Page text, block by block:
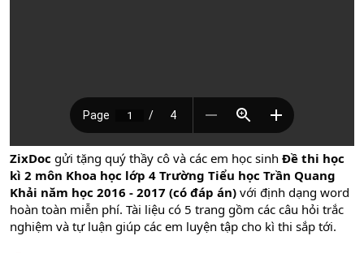
ZixDoc gửi tặng quý thầy cô và các em học sinh Đề thi học
kì 2 môn Khoa học lớp 4 Trường Tiểu học Trần Quang
Khải năm học 2016 - 2017 (có đáp án) với định dạng word
hoàn toàn miễn phí. Tài liệu có 5 trang gồm các câu hỏi trắc
nghiệm và tự luận giúp các em luyện tập cho kì thi sắp tới.